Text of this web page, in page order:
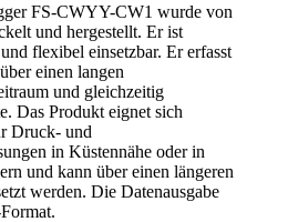
FS-CWYY-CW1 wurde von
und hergestellt. Er ist
flexibel einsetzbar. Er erfasst
einen langen
und gleichzeitig
Das Produkt eignet sich
Druck- und
in Küstennähe oder in
und kann über einen längeren
werden. Die Datenausgabe